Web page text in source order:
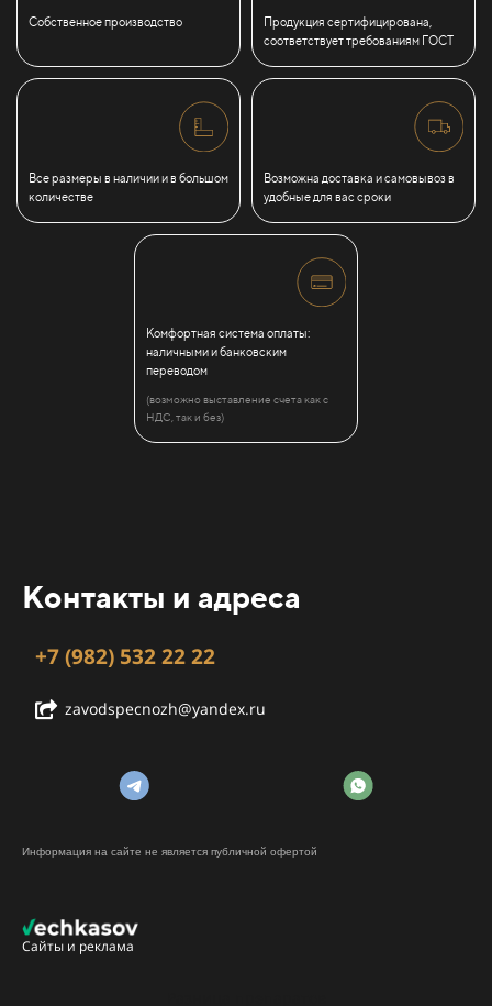
Собственное производство
Продукция сертифицирована,
соответствует требованиям ГОСТ
Все размеры в наличии и в большом
количестве
Возможна доставка и самовывоз в
удобные для вас сроки
Комфортная система оплаты:
наличными и банковским
переводом
(возможно выставление счета как с
НДС, так и без)
Контакты и адреса
+7 (982) 532 22 22
zavodspecnozh@yandex.ru
Информация на сайте не является публичной офертой
Сайты и реклама